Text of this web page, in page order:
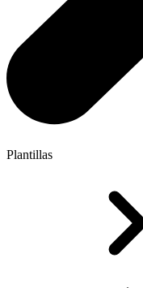
Plantillas